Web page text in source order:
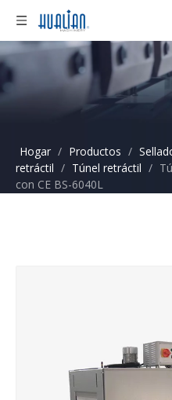
Hogar / Productos /
retráctil / Túnel retráctil /
con CE BS-6040L